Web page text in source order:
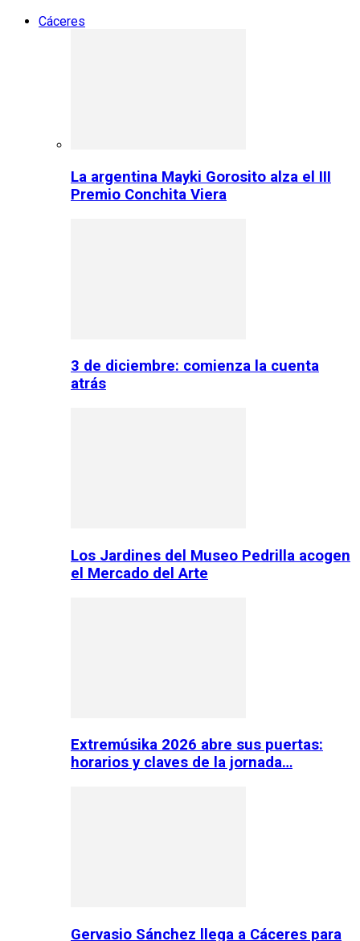
Cáceres
La argentina Mayki Gorosito alza el III
Premio Conchita Viera
3 de diciembre: comienza la cuenta
atrás
Los Jardines del Museo Pedrilla acogen
el Mercado del Arte
Extremúsika 2026 abre sus puertas:
horarios y claves de la jornada…
Gervasio Sánchez llega a Cáceres para